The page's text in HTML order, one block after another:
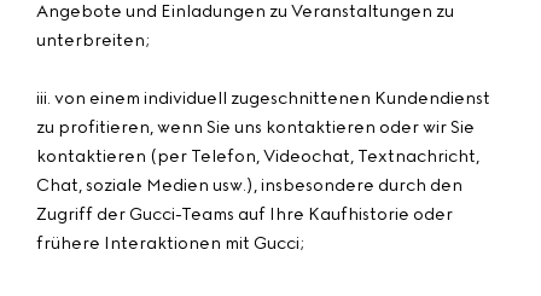
Angebote und Einladungen zu Veranstaltungen zu
unterbreiten;
iii. von einem individuell zugeschnittenen Kundendienst
zu profitieren, wenn Sie uns kontaktieren oder wir Sie
kontaktieren (per Telefon, Videochat, Textnachricht,
Chat, soziale Medien usw.), insbesondere durch den
Zugriff der Gucci-Teams auf Ihre Kaufhistorie oder
frühere Interaktionen mit Gucci;